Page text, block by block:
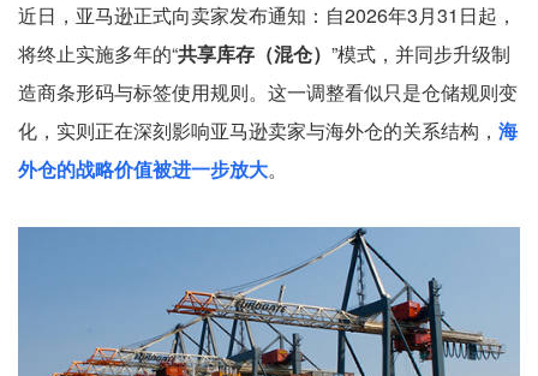
近日，亚马逊正式向卖家发布通知：自2026年3月31日起，
将终止实施多年的“共享库存（混仓） ”模式，并同步升级制
造商条形码与标签使用规则。这一调整看似只是仓储规则变
化，实则正在深刻影响亚马逊卖家与海外仓的关系结构， 海
外仓的战略价值被进一步放大。